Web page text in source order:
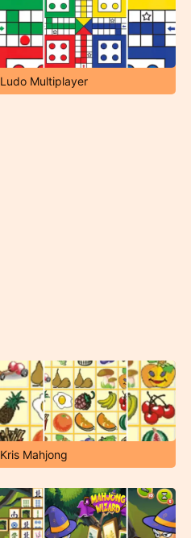
Ludo Multiplayer
Kris Mahjong